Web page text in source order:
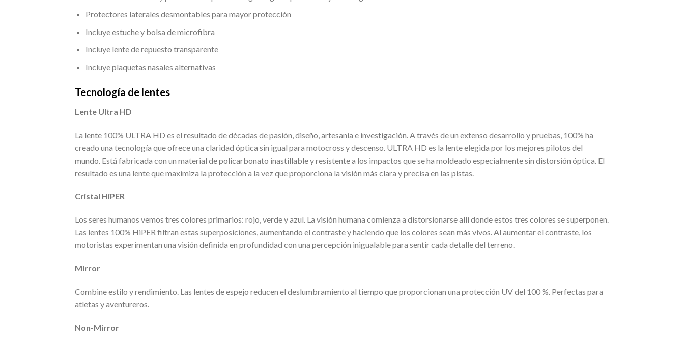
Protectores laterales desmontables para mayor protección
Incluye estuche y bolsa de microfibra
Incluye lente de repuesto transparente
Incluye plaquetas nasales alternativas
Tecnología de lentes
Lente Ultra HD
La lente 100% ULTRA HD es el resultado de décadas de pasión, diseño, artesanía e investigación. A través de un extenso desarrollo y pruebas, 100% ha
creado una tecnología que ofrece una claridad óptica sin igual para motocross y descenso. ULTRA HD es la lente elegida por los mejores pilotos del
mundo. Está fabricada con un material de policarbonato inastillable y resistente a los impactos que se ha moldeado especialmente sin distorsión óptica. El
resultado es una lente que maximiza la protección a la vez que proporciona la visión más clara y precisa en las pistas.
Cristal HiPER
Los seres humanos vemos tres colores primarios: rojo, verde y azul. La visión humana comienza a distorsionarse allí donde estos tres colores se superponen.
Las lentes 100% HiPER filtran estas superposiciones, aumentando el contraste y haciendo que los colores sean más vivos. Al aumentar el contraste, los
motoristas experimentan una visión definida en profundidad con una percepción inigualable para sentir cada detalle del terreno.
Mirror
Combine estilo y rendimiento. Las lentes de espejo reducen el deslumbramiento al tiempo que proporcionan una protección UV del 100 %. Perfectas para
atletas y aventureros.
Non-Mirror